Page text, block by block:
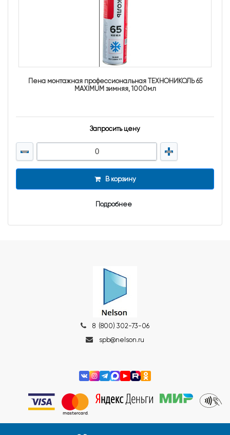
Пена монтажная профессиональная ТЕХНОНИКОЛЬ 65
MAXIMUM зимняя, 1000мл
Запросить цену
В корзину
Подробнее
8 (800) 302-73-06
spb@nelson.ru